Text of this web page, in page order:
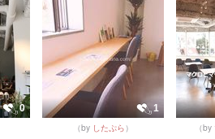
0 1
（by したぷら ） （by